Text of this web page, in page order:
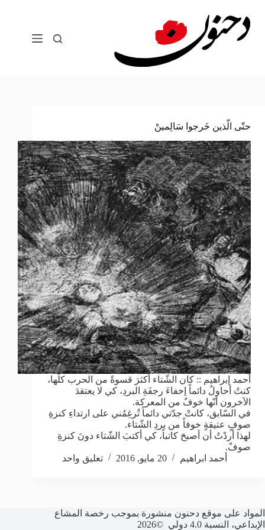
المحتوى
حتّى الّذين خَرجوا سَالِمينْ
أحمد إبراهيم :: كان الشّتاء أكثرَ قسوةً من الحرب كلِّها،
كنتُ أحاولُ دائماً إخفاءَ رجفَةِ البردِ، كي لا يعتقدَ
الآخرون أنّها خوفٌ من المعركة.
في السّابق، كانتْ جدّتي دائماً تُرغِمُني على ارتداءِ كنزةِ
صوفٍ عتيقةٍ خوفاً من بردِ الشّتاء.
لهذا أردْتُ أن أصبحَ كاتباً، كي أكتبَ الشّتاء دونَ كنزةِ
صوفْ.
أحمد ابراهيم
20 مايو, 2016 تعليق واحد
المواد على موقع دحنون منشورة بموجب رخصة المشاع
الإبداعي، النسبة 4.0 دولي ©2026